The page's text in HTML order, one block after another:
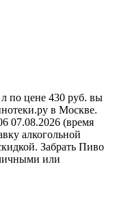
по цене 430 руб. вы
в Москве.
07.08.2026 (время
алкогольной
Забрать Пиво
или